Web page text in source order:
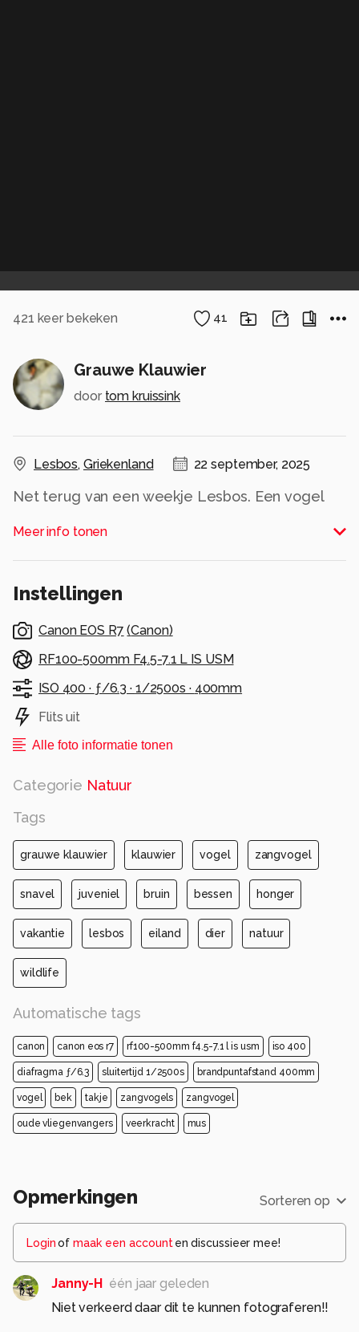
421 keer bekeken 41
Grauwe Klauwier
door tom kruissink
Lesbos, Griekenland 22 september, 2025
Net terug van een weekje Lesbos. Een vogel
Grauwe Klauwier.
bedankt voor de mooie commentaren op mijn
Meer info tonen
Instellingen
Canon EOS R7 (Canon)
RF100-500mm F4.5-7.1 L IS USM
ISO 400 · ƒ/6.3 · 1/2500s · 400mm
Flits uit
Alle foto informatie tonen
Categorie Natuur
Tags
grauwe klauwier klauwier vogel zangvogel
snavel juveniel bruin bessen honger
vakantie lesbos eiland dier natuur
wildlife
Automatische tags
canon canon eos r7 rf100-500mm f4.5-7.1 l is usm iso 400
diafragma ƒ/6.3 sluitertijd 1/2500s brandpuntafstand 400mm
vogel bek takje zangvogels zangvogel
oude vliegenvangers veerkracht mus
Opmerkingen Sorteren op
Loginof maak een account en discussieer mee!
Janny-H
één jaar geleden
Niet verkeerd daar dit te kunnen fotograferen!!